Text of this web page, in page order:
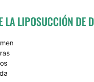
LA LIPOSUCCIÓN DE